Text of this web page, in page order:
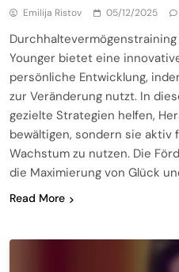
Emilija Ristov 05/12/2025
Younger bietet eine
persönliche Entwicklung,
zur Veränderung nutzt. In
gezielte Strategien helfen,
bewältigen, sondern sie aktiv
Wachstum zu nutzen. Die
die Maximierung von Glück
Read More